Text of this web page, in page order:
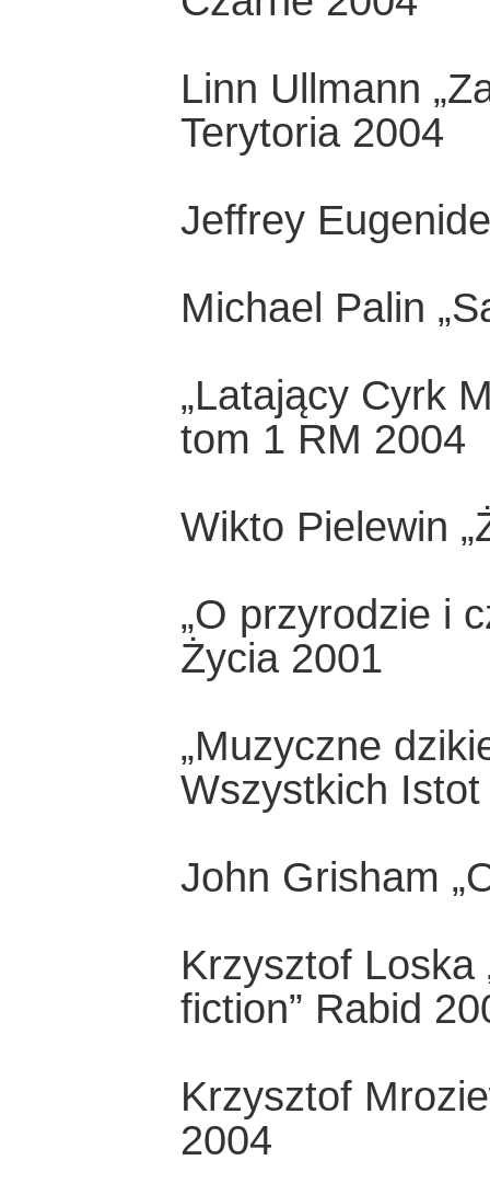
Linn Ullmann
Terytoria 2004
Jeffrey
Michael Palin
„Latający Cyrk
tom 1 RM 2004
Wikto Pielewin
„O przyrodzie i
Życia 2001
„Muzyczne
Wszystkich
John Grisham
Krzysztof Loska
fiction” Rabid
Krzysztof
2004